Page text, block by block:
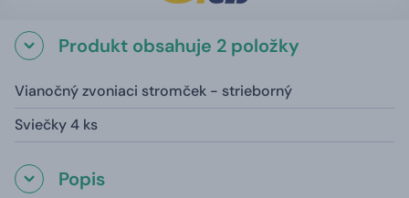
Produkt obsahuje 2 položky
Vianočný zvoniaci stromček - strieborný
Sviečky 4 ks
Popis